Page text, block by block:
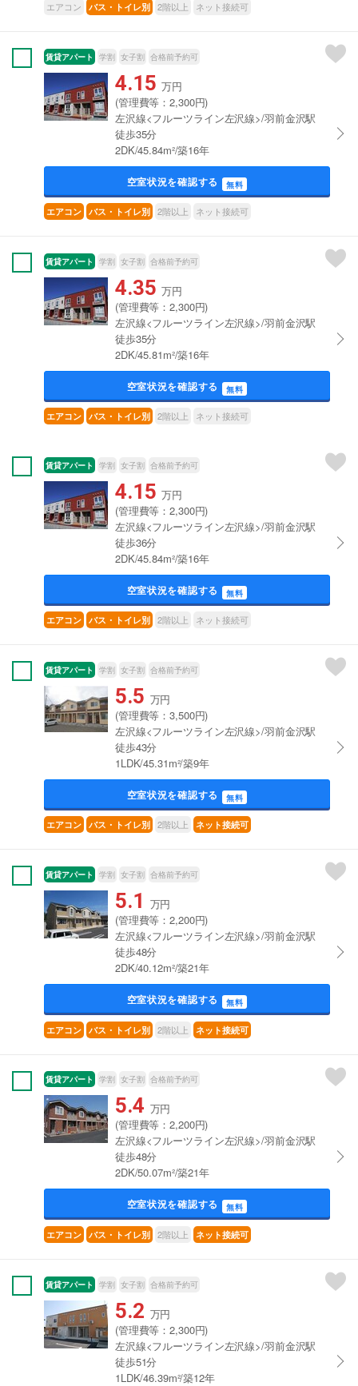
エアコン バス・トイレ別 2階以上 ネット接続可
賃貸アパート 学割 女子割 合格前予約可
4.15 万円
(管理費等：2,300円)
左沢線<フルーツライン左沢線>/羽前金沢駅
徒歩35分
2DK/45.84m²/築16年
空室状況を確認する 無料
エアコン バス・トイレ別 2階以上 ネット接続可
賃貸アパート 学割 女子割 合格前予約可
4.35 万円
(管理費等：2,300円)
左沢線<フルーツライン左沢線>/羽前金沢駅
徒歩35分
2DK/45.81m²/築16年
空室状況を確認する 無料
エアコン バス・トイレ別 2階以上 ネット接続可
賃貸アパート 学割 女子割 合格前予約可
4.15 万円
(管理費等：2,300円)
左沢線<フルーツライン左沢線>/羽前金沢駅
徒歩36分
2DK/45.84m²/築16年
空室状況を確認する 無料
エアコン バス・トイレ別 2階以上 ネット接続可
賃貸アパート 学割 女子割 合格前予約可
5.5 万円
(管理費等：3,500円)
左沢線<フルーツライン左沢線>/羽前金沢駅
徒歩43分
1LDK/45.31m²/築9年
空室状況を確認する 無料
エアコン バス・トイレ別 2階以上 ネット接続可
賃貸アパート 学割 女子割 合格前予約可
5.1 万円
(管理費等：2,200円)
左沢線<フルーツライン左沢線>/羽前金沢駅
徒歩48分
2DK/40.12m²/築21年
空室状況を確認する 無料
エアコン バス・トイレ別 2階以上 ネット接続可
賃貸アパート 学割 女子割 合格前予約可
5.4 万円
(管理費等：2,200円)
左沢線<フルーツライン左沢線>/羽前金沢駅
徒歩48分
2DK/50.07m²/築21年
空室状況を確認する 無料
エアコン バス・トイレ別 2階以上 ネット接続可
賃貸アパート 学割 女子割 合格前予約可
5.2 万円
(管理費等：2,300円)
左沢線<フルーツライン左沢線>/羽前金沢駅
徒歩51分
1LDK/46.39m²/築12年